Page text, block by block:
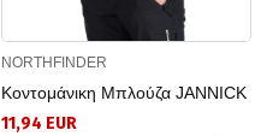
NORTHFINDER
Κοντομάνικη Μπλούζα JANNICK
11,94 EUR